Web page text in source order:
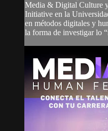
Media & Digital Culture
Initiative en la
en métodos digitales y
la forma de investigar lo